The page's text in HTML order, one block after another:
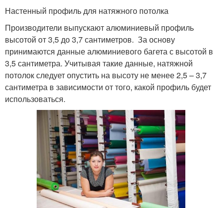
Настенный профиль для натяжного потолка
Производители выпускают алюминиевый профиль
высотой от 3,5 до 3,7 сантиметров. За основу
принимаются данные алюминиевого багета с высотой в
3,5 сантиметра. Учитывая такие данные, натяжной
потолок следует опустить на высоту не менее 2,5 – 3,7
сантиметра в зависимости от того, какой профиль будет
использоваться.